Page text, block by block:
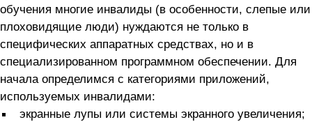
обучения многие инвалиды (в особенности, слепые или
плоховидящие люди) нуждаются не только в
специфических аппаратных средствах, но и в
специализированном программном обеспечении. Для
начала определимся с категориями приложений,
используемых инвалидами:
экранные лупы или системы экранного увеличения;